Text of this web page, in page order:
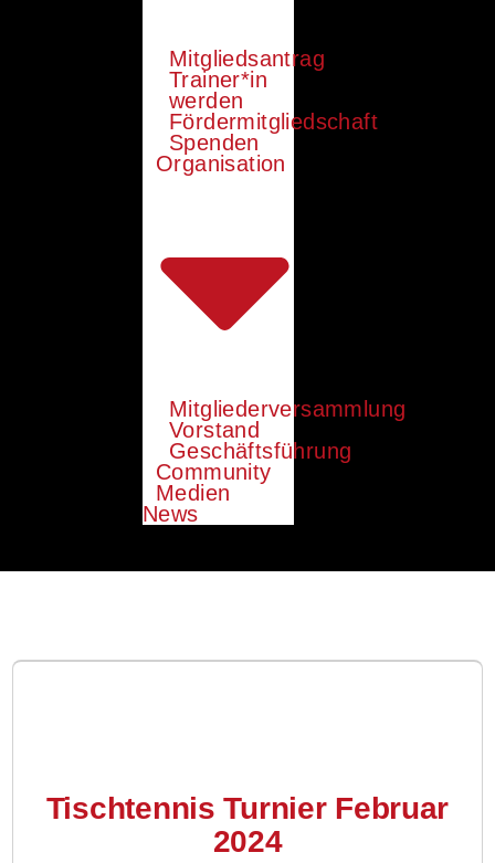
Mitgliedsantrag
Trainer*in
werden
Fördermitgliedschaft
Spenden
Organisation
Mitgliederversammlung
Vorstand
Geschäftsführung
Community
Medien
News
Tischtennis Turnier Februar
2024